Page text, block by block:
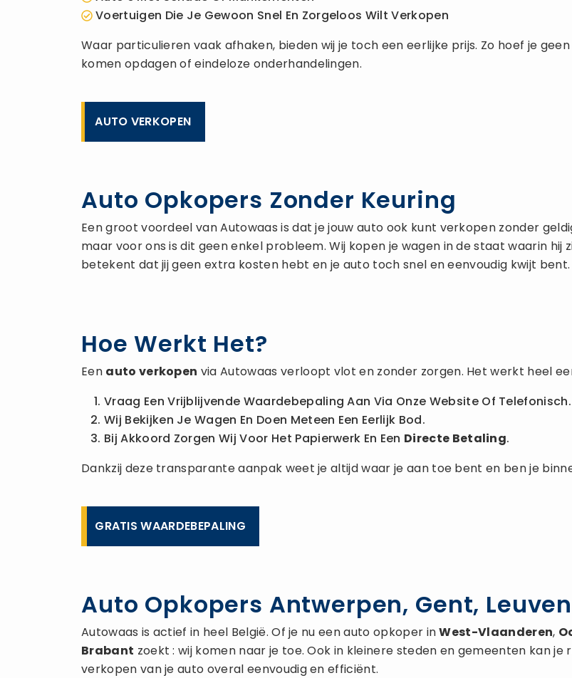
Voertuigen Die Je Gewoon Snel En Zorgeloos Wilt Verkopen
Waar particulieren vaak afhaken, bieden wij je toch een eerlijke prijs. Zo hoef je
komen opdagen of eindeloze onderhandelingen.
AUTO VERKOPEN
Auto Opkopers Zonder Keuring
Een groot voordeel van Autowaas is dat je jouw auto ook kunt verkopen zonder
maar voor ons is dit geen enkel probleem. Wij kopen je wagen in de staat waarin
betekent dat jij geen extra kosten hebt en je auto toch snel en eenvoudig kwijt bent.
Hoe Werkt Het?
Een auto verkopen via Autowaas verloopt vlot en zonder zorgen. Het werkt heel
Vraag Een Vrijblijvende Waardebepaling Aan Via Onze Website Of Telefonisch.
Wij Bekijken Je Wagen En Doen Meteen Een Eerlijk Bod.
Bij Akkoord Zorgen Wij Voor Het Papierwerk En Een Directe Betaling.
Dankzij deze transparante aanpak weet je altijd waar je aan toe bent en ben je
GRATIS WAARDEBEPALING
Auto Opkopers Antwerpen, Gent,
Autowaas is actief in heel België. Of je nu een auto opkoper inWest-Vlaanderen,
Brabant zoekt : wij komen naar je toe. Ook in kleinere steden en gemeenten kan
verkopen van je auto overal eenvoudig en efficiënt.